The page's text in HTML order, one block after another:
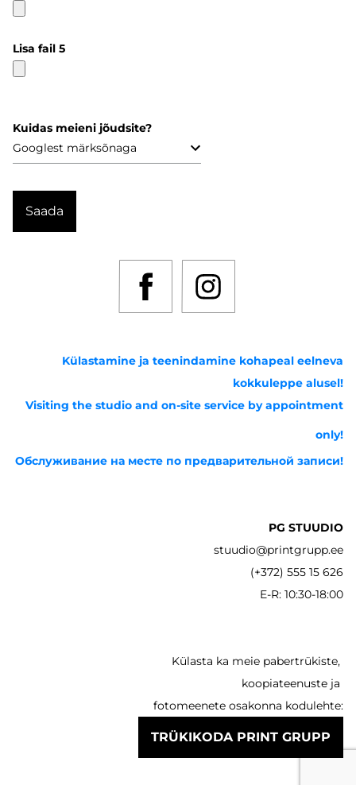
Lisa fail 5
Kuidas meieni jõudsite?
Külastamine ja teenindamine kohapeal eelneva
kokkuleppe alusel!
Visiting the studio and on-site service by appointment
only!
Обслуживание на месте по предварительной записи!
PG STUUDIO
stuudio@printgrupp.ee
(+372) 555 15 626
E-R: 10:30-18:00
Külasta ka meie pabertrükiste,
koopiateenuste ja
fotomeenete osakonna kodulehte:
TRÜKIKODA PRINT GRUPP